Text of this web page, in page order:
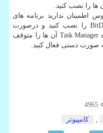
ها را نصب كنید.
اطمینان ندارید برنامه های
پیشرفته تر مثلKasperskyیا BitDefender را نصب كنید و درصورت
مشاهده برنامه های ناشناس در پنجره Task Manager آن ها را متوقف
صورت دستی فعال كنید.
4965
كامپیوتر